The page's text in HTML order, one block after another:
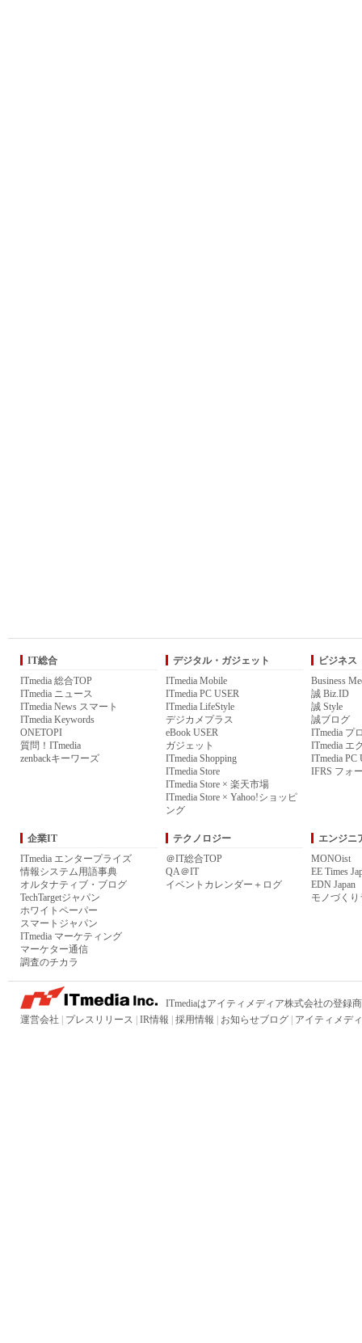
IT総合
ITmedia 総合TOP
ITmedia ニュース
ITmedia News スマート
ITmedia Keywords
ONETOPI
質問！ITmedia
zenbackキーワーズ
デジタル・ガジェット
ITmedia Mobile
ITmedia PC USER
ITmedia LifeStyle
デジカメプラス
eBook USER
ガジェット
ITmedia Shopping
ITmedia Store
ITmedia Store × 楽天市場
ITmedia Store × Yahoo!ショッピ
ング
ビジネス
Business
誠 Biz.ID
誠 Style
誠ブログ
ITmedia プ
ITmedia エ
ITmedia PC
IFRS フォ
企業IT
ITmedia エンタープライズ
情報システム用語事典
オルタナティブ・ブログ
TechTargetジャパン
ホワイトペーパー
スマートジャパン
ITmedia マーケティング
マーケター通信
調査のチカラ
テクノロジー
＠IT総合TOP
QA＠IT
イベントカレンダー＋ログ
エンジニ
MONOist
EE Times
EDN Japan
モノづく
ITmediaはアイティメディア株式会社の登録
運営会社
プレスリリース IR情報 採用情報 お知らせブログ アイティメデ